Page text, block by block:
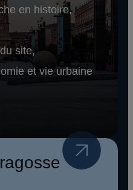
en histoire,
site,
et vie urbaine